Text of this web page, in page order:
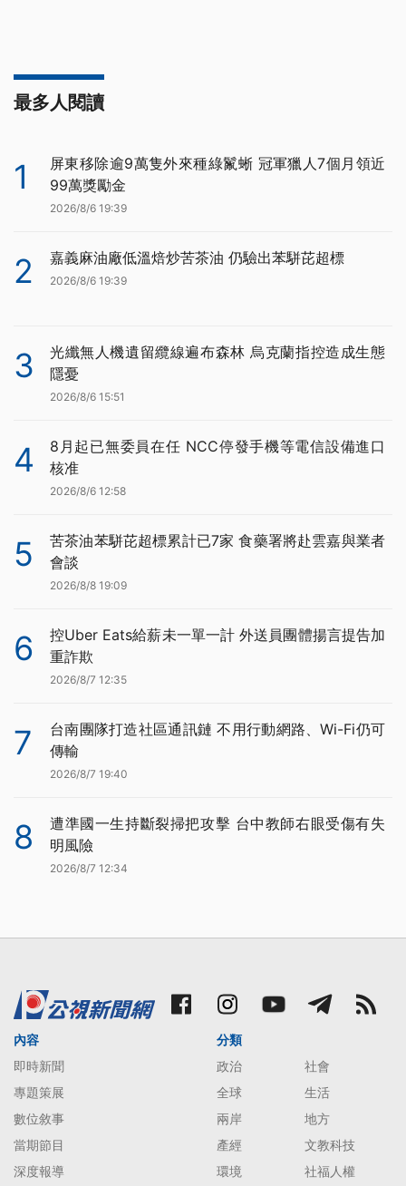
最多人閱讀
1
屏東移除逾9萬隻外來種綠鬣蜥 冠軍獵人7個月領近
99萬獎勵金
2026/8/6 19:39
2 嘉義麻油廠低溫焙炒苦茶油 仍驗出苯駢芘超標
2026/8/6 19:39
3
光纖無人機遺留纜線遍布森林 烏克蘭指控造成生態
隱憂
2026/8/6 15:51
4
8月起已無委員在任 NCC停發手機等電信設備進口
核准
2026/8/6 12:58
5
苦茶油苯駢芘超標累計已7家 食藥署將赴雲嘉與業者
會談
2026/8/8 19:09
6
控Uber Eats給薪未一單一計 外送員團體揚言提告加
重詐欺
2026/8/7 12:35
7
台南團隊打造社區通訊鏈 不用行動網路、Wi-Fi仍可
傳輸
2026/8/7 19:40
8
遭準國一生持斷裂掃把攻擊 台中教師右眼受傷有失
明風險
2026/8/7 12:34
內容
即時新聞
專題策展
數位敘事
當期節目
深度報導
分類
政治
社會
全球
生活
兩岸
地方
產經
文教科技
環境
社福人權